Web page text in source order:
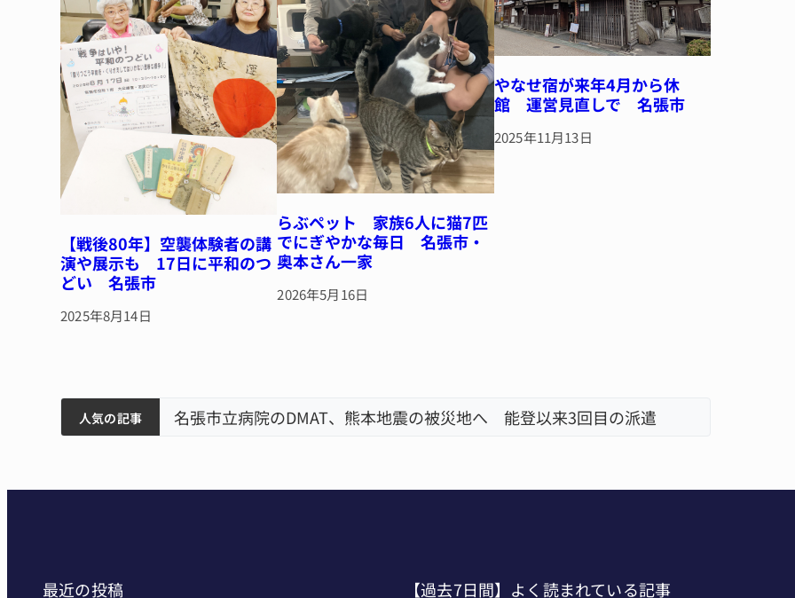
【戦後80年】空襲体験者の講
演や展示も 17日に平和のつ
どい 名張市
2025年8月14日
らぶペット 家族6人に猫7匹
でにぎやかな毎日 名張市・
奥本さん一家
2026年5月16日
やなせ宿が来年4月から休
館 運営見直しで 名張市
2025年11月13日
人気の記事
ィアで清掃 伊賀 名張市立病院のDMAT、熊本地震の被災地へ 能登以来3回目の派遣
最近の投稿 【過去7日間】よく読まれている記事